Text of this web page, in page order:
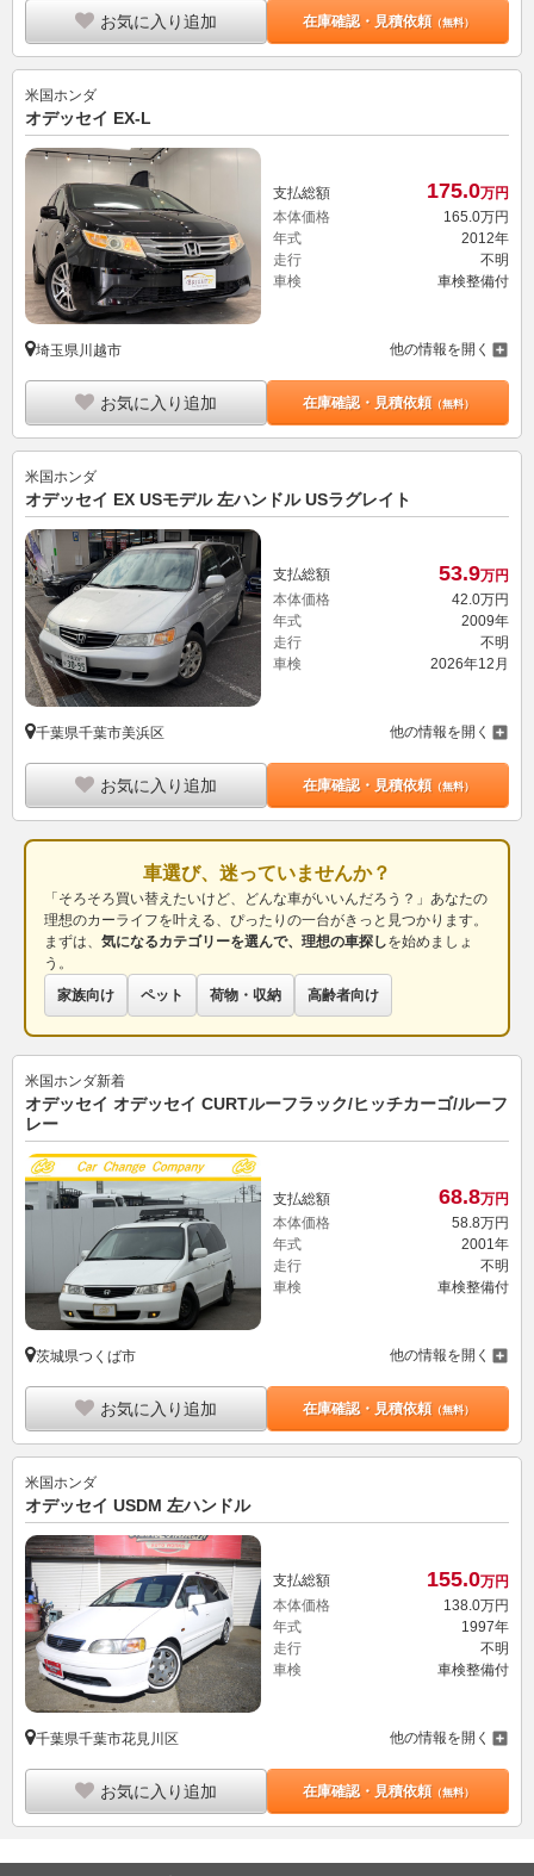
お気に入り追加 在庫確認・見積依頼（無料）
米国ホンダ
オデッセイ EX-L
支払総額 175.0万円
本体価格
165.0万円
年式
2012年
走行
不明
車検
車検整備付
埼玉県川越市 他の情報を開く
お気に入り追加 在庫確認・見積依頼（無料）
米国ホンダ
オデッセイ EX USモデル 左ハンドル USラグレイト
支払総額 53.9万円
本体価格
42. 0万円
年式
2009年
走行
不明
車検
2026年12月
千葉県千葉市美浜区 他の情報を開く
お気に入り追加 在庫確認・見積依頼（無料）
車選び、迷っていませんか？
「そろそろ買い替えたいけど、どんな車がいいんだろう？」あなたの
理想のカーライフを叶える、ぴったりの一台がきっと見つかります。
まずは、 気になるカテゴリーを選んで、理想の車探しを始めましょ
う。
家族向け
ペット 荷物・収納 高齢者向け
米国ホンダ新着
オデッセイ オデッセイ CURTルーフラック/ヒッチカーゴ/ルーフ
レー
支払総額 68.8万円
本体価格
58.8万円
年式
2001年
走行
不明
車検
車検整備付
茨城県つくば市 他の情報を開く
お気に入り追加 在庫確認・見積依頼（無料）
米国ホンダ
オデッセイ USDM 左ハンドル
支払総額 155.0万円
本体価格
138. 0万円
年式
1997年
走行
不明
車検
車検整備付
千葉県千葉市花見川区 他の情報を開く
お気に入り追加 在庫確認・見積依頼（無料）